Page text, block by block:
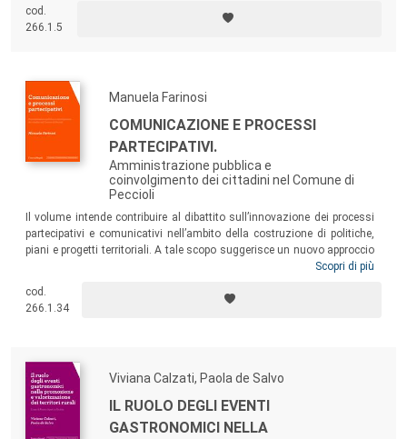
cod.
266.1.5
Manuela Farinosi
COMUNICAZIONE E PROCESSI
PARTECIPATIVI.
Amministrazione pubblica e
coinvolgimento dei cittadini nel Comune di
Peccioli
Il volume intende contribuire al dibattito sull’innovazione dei processi
partecipativi e comunicativi nell’ambito della costruzione di politiche,
piani e progetti territoriali. A tale scopo suggerisce un nuovo approccio
metodologico che mira a superare le principali criticità legate alle
cittadinanza – mediante l’adozione di una combinazione di metodi
diversi quali interviste informative, focus group e analisi delle tracce
Scopri di più
cod.
266.1.34
Viviana Calzati, Paola de Salvo
IL RUOLO DEGLI EVENTI
GASTRONOMICI NELLA